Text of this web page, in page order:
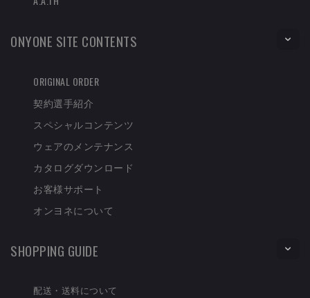
ONYONE SITE CONTENTS
ORIGINAL ORDER
契約選手紹介
スペシャルコンテンツ
ウェアのメンテナンス
カタログダウンロード
お客様サポート
オンヨネについて
SHOPPING GUIDE
配送・送料について